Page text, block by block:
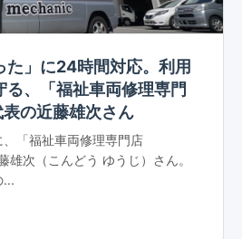
た」に24時間対応。利用
、「福祉車両修理専門
の近藤雄次さん
「福祉車両修理専門店
雄次（こんどう ゆうじ）さん。
...